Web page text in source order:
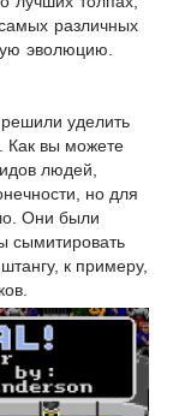
различных
эволюцию.
уделить
Как вы можете
людей,
но для
Они были
сымитировать
к примеру,